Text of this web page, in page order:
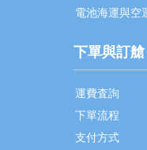
電池海運與空
下單與訂艙
運費査詢
下單流程
支付方式